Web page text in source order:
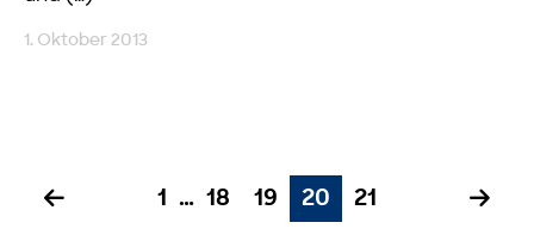
1. Oktober 2013
1 … 18 19 20 21